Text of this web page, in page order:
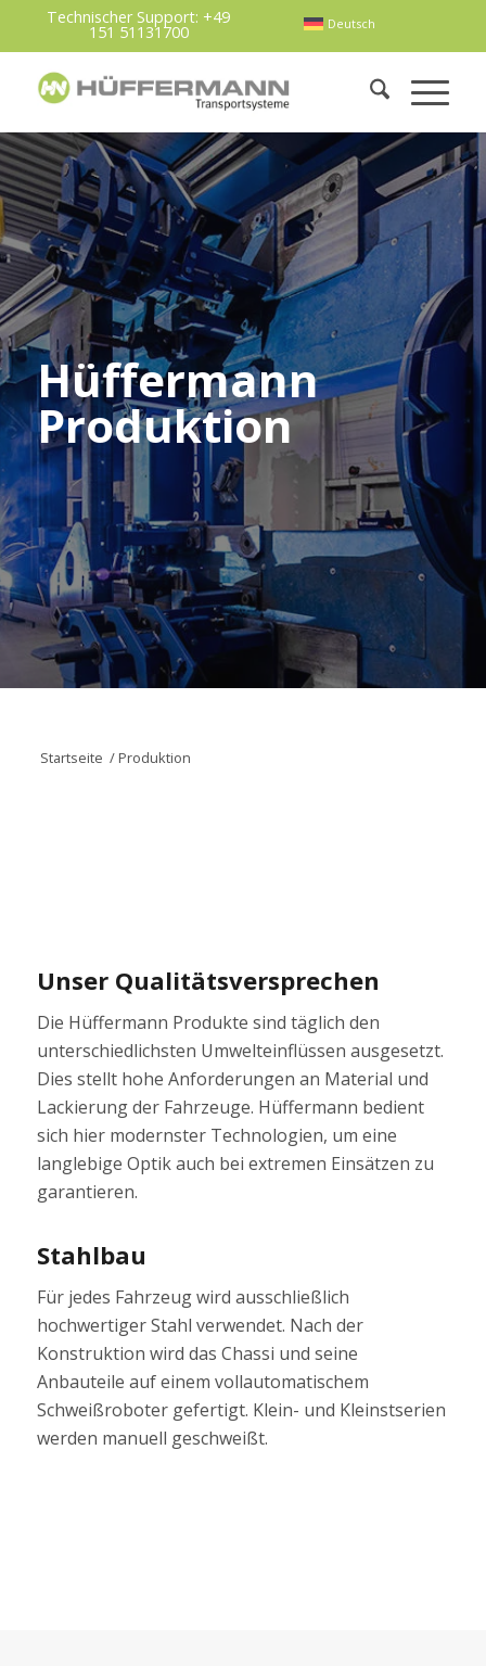
Deutsch
Technischer Support: +49
151 51131700
Hüffermann
Produktion
Startseite / Produktion
Unser Qualitätsversprechen
Die Hüffermann Produkte sind täglich den
unterschiedlichsten Umwelteinflüssen ausgesetzt.
Dies stellt hohe Anforderungen an Material und
Lackierung der Fahrzeuge. Hüffermann bedient
sich hier modernster Technologien, um eine
langlebige Optik auch bei extremen Einsätzen zu
garantieren.
Stahlbau
Für jedes Fahrzeug wird ausschließlich
hochwertiger Stahl verwendet. Nach der
Konstruktion wird das Chassi und seine
Anbauteile auf einem vollautomatischem
Schweißroboter gefertigt. Klein- und Kleinstserien
werden manuell geschweißt.